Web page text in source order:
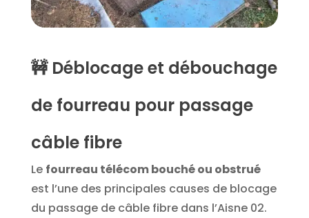
🚧 Déblocage et débouchage
de fourreau pour passage
câble fibre
Le fourreau télécom bouché ou obstrué
est l’une des principales causes de blocage
du passage de câble fibre dans l’Aisne 02.